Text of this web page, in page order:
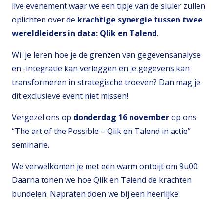
live evenement waar we een tipje van de sluier zullen
oplichten over de krachtige synergie tussen twee
wereldleiders in data: Qlik en Talend.
Wil je leren hoe je de grenzen van gegevensanalyse
en -integratie kan verleggen en je gegevens kan
transformeren in strategische troeven? Dan mag je
dit exclusieve event niet missen!
Vergezel ons op donderdag 16 novemberop ons
“The art of the Possible – Qlik en Talend in actie”
seminarie.
We verwelkomen je met een warm ontbijt om 9u00.
Daarna tonen we hoe Qlik en Talend de krachten
bundelen. Napraten doen we bij een heerlijke